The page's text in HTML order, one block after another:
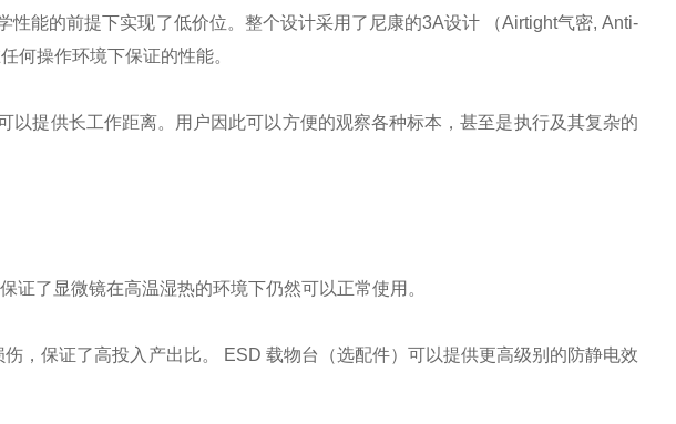
性能的前提下实现了低价位。整个设计采用了尼康的3A设计 （Airtight气密, Anti-
何操作环境下保证的性能。
以提供长工作距离。用户因此可以方便的观察各种标本，甚至是执行及其复杂的
证了显微镜在高温湿热的环境下仍然可以正常使用。
，保证了高投入产出比。 ESD 载物台（选配件）可以提供更高级别的防静电效